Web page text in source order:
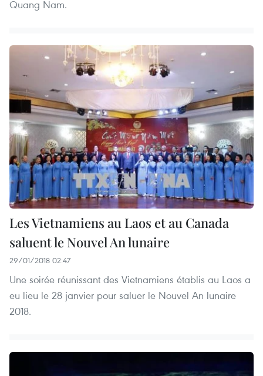
Quang Nam.
Les Vietnamiens au Laos et au Canada
saluent le Nouvel An lunaire
29/01/2018 02:47
Une soirée réunissant des Vietnamiens établis au Laos a
eu lieu le 28 janvier pour saluer le Nouvel An lunaire
2018.